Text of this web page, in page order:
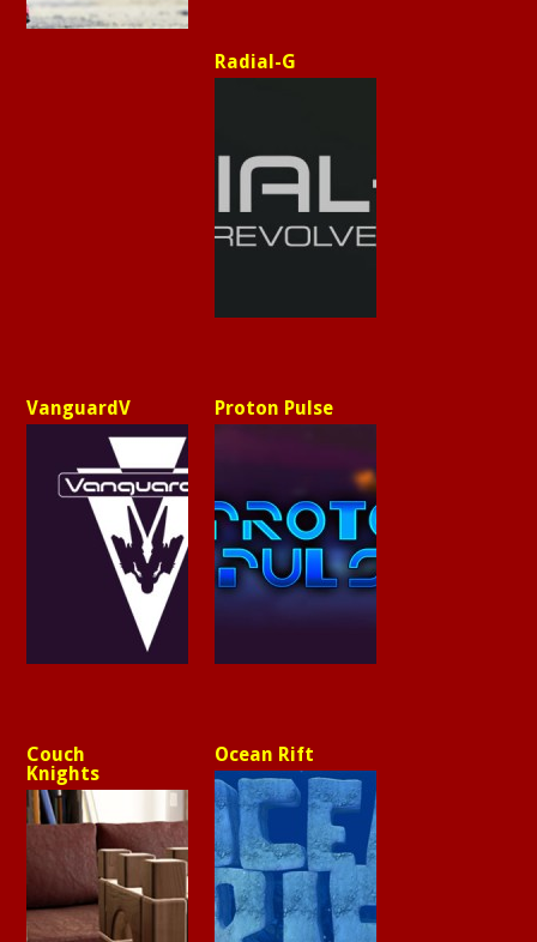
Radial-G
VanguardV Proton Pulse
Couch
Knights
Ocean Rift